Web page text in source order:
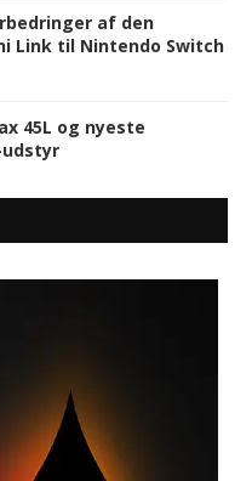
af den
Link til Nintendo Switch
45L og nyeste